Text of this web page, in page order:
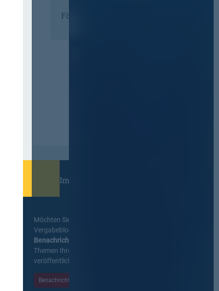
Förderer
Immer informiert bleiben!
Möchten Sie keine Neuigkeiten aus dem
Vergabeblog verpassen? Per
Benachrichtigung
Themen Ihrer Wahl, sobald neue Beiträge
veröffentlicht werden.
Benachrichtigungen aktivieren